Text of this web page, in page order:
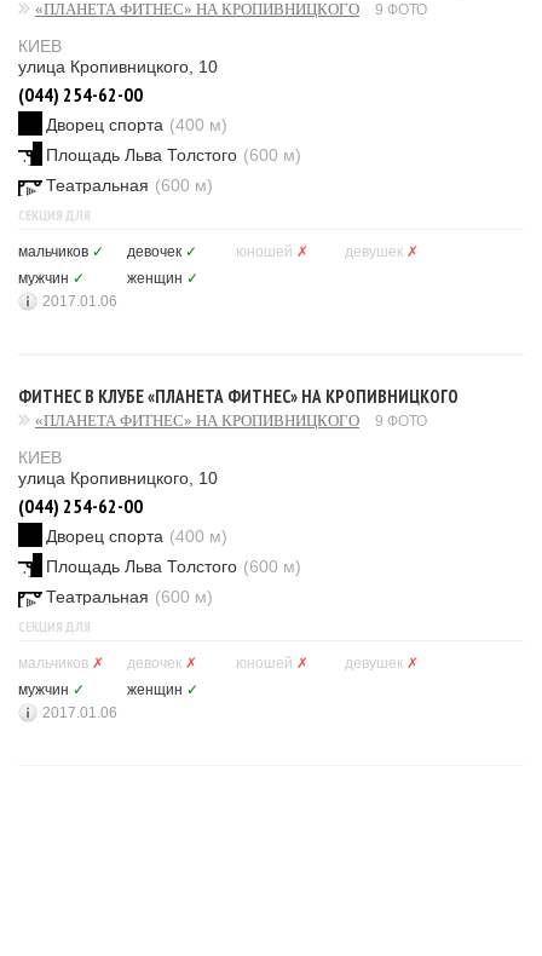
«ПЛАНЕТА ФИТНЕС» НА КРОПИВНИЦКОГО 9 ФОТО
КИЕВ
улица Кропивницкого, 10
(044) 254-62-00
Дворец спорта (400 м)
Площадь Льва Толстого (600 м)
Театральная (600 м)
СЕКЦИЯ ДЛЯ
мальчиков ✓ девочек ✓ юношей ✗ девушек ✗
мужчин ✓ женщин ✓
2017.01.06
ФИТНЕС В КЛУБЕ «ПЛАНЕТА ФИТНЕС» НА КРОПИВНИЦКОГО
«ПЛАНЕТА ФИТНЕС» НА КРОПИВНИЦКОГО 9 ФОТО
КИЕВ
улица Кропивницкого, 10
(044) 254-62-00
Дворец спорта (400 м)
Площадь Льва Толстого (600 м)
Театральная (600 м)
СЕКЦИЯ ДЛЯ
мальчиков ✗ девочек ✗ юношей ✗ девушек ✗
мужчин ✓ женщин ✓
2017.01.06